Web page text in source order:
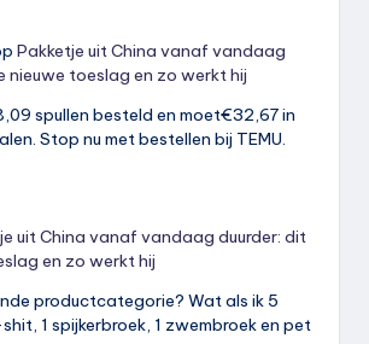
Pakketje uit China vanaf vandaag
nieuwe toeslag en zo werkt hij
spullen besteld en moet€32,67 in
Stop nu met bestellen bij TEMU.
uit China vanaf vandaag duurder: dit
en zo werkt hij
productcategorie? Wat als ik 5
1 spijkerbroek, 1 zwembroek en pet